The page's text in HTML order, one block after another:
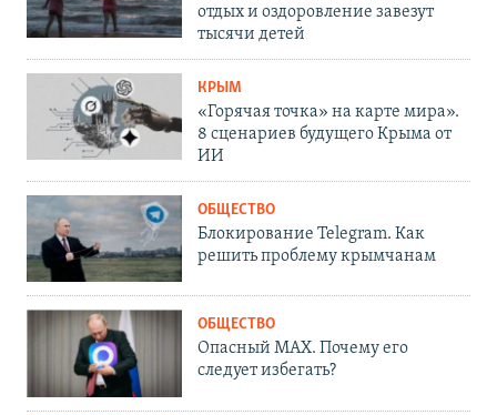
отдых и оздоровление завезут
тысячи детей
КРЫМ
«Горячая точка» на карте мира».
8 сценариев будущего Крыма от
ИИ
ОБЩЕСТВО
Блокирование Telegram. Как
решить проблему крымчанам
ОБЩЕСТВО
Опасный MAX. Почему его
следует избегать?